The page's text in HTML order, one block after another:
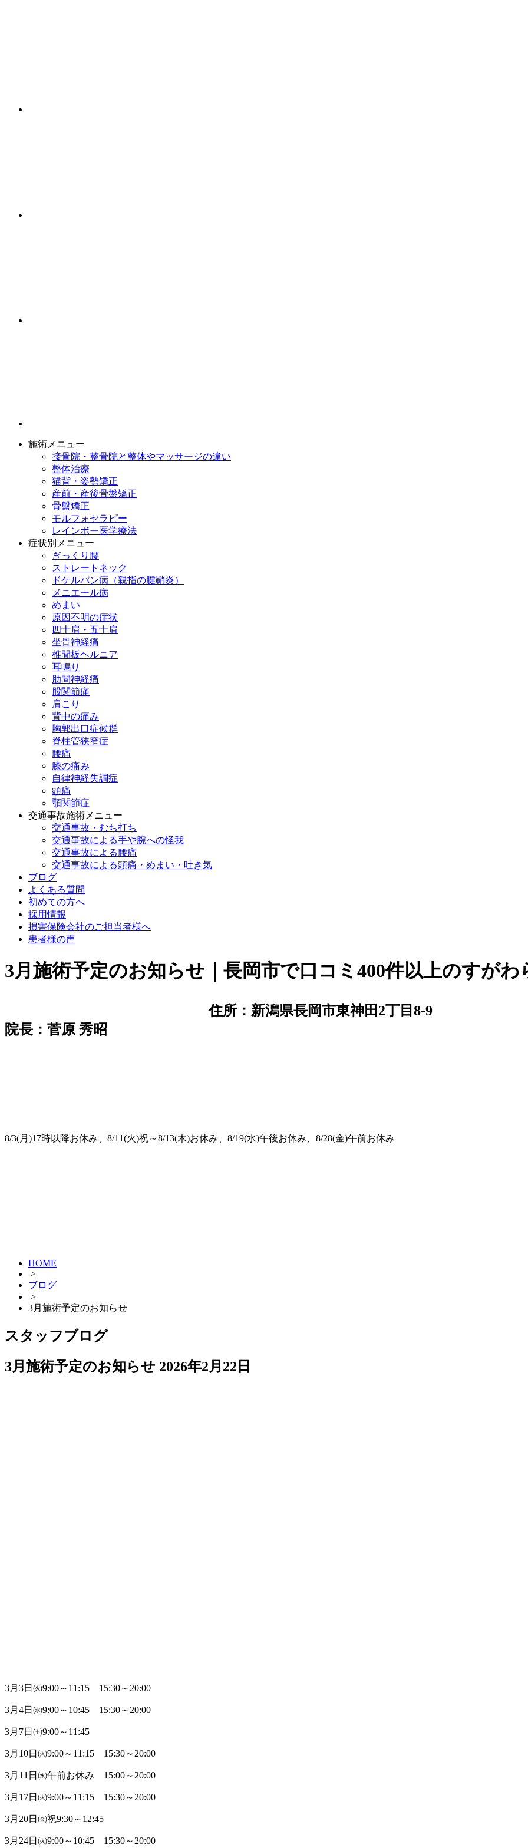
施術メニュー
接骨院・整骨院と整体やマッサージの違い
整体治療
猫背・姿勢矯正
産前・産後骨盤矯正
骨盤矯正
モルフォセラピー
レインボー医学療法
症状別メニュー
ぎっくり腰
ストレートネック
ドケルバン病（親指の腱鞘炎）
メニエール病
めまい
原因不明の症状
四十肩・五十肩
坐骨神経痛
椎間板ヘルニア
耳鳴り
肋間神経痛
股関節痛
肩こり
背中の痛み
胸郭出口症候群
脊柱管狭窄症
腰痛
膝の痛み
自律神経失調症
頭痛
顎関節症
交通事故施術メニュー
交通事故・むち打ち
交通事故による手や腕への怪我
交通事故による腰痛
交通事故による頭痛・めまい・吐き気
ブログ
よくある質問
初めての方へ
採用情報
損害保険会社のご担当者様へ
患者様の声
3月施術予定のお知らせ｜長岡市で口コミ400件以上のすがわ
住所：新潟県長岡市東神田2丁目8-9
院長：菅原 秀昭
8/3(月)17時以降お休み、8/11(火)祝～8/13(木)お休み、8/19(水)午後お休み、8/28(金)午前お休み
HOME
>
ブログ
>
3月施術予定のお知らせ
スタッフブログ
3月施術予定のお知らせ 2026年2月22日
3月3日㈫9:00～11:15 15:30～20:00
3月4日㈬9:00～10:45 15:30～20:00
3月7日㈯9:00～11:45
3月10日㈫9:00～11:15 15:30～20:00
3月11日㈬午前お休み 15:00～20:00
3月17日㈫9:00～11:15 15:30～20:00
3月20日㈮祝9:30～12:45
3月24日㈫9:00～10:45 15:30～20:00